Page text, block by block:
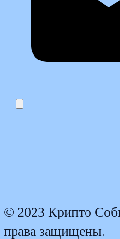
© 2023 Крипто
права защищены.